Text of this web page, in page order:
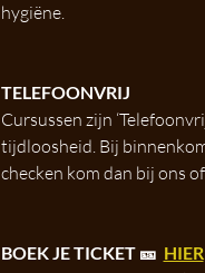
hygiëne.
TELEFOONVRIJ
Cursussen zijn
tijdloosheid. Bij
checken kom dan bij ons
BOEK JE TICKET 🎫 HIER